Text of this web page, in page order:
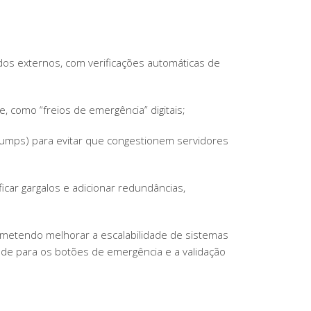
externos, com verificações automáticas de
“freios de emergência” digitais;
para evitar que congestionem servidores
gargalos e adicionar redundâncias,
melhorar a escalabilidade de sistemas
para os botões de emergência e a validação